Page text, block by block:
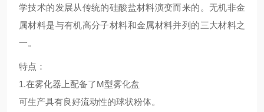
学技术的发展从传统的硅酸盐材料演变而来的。无机非金
属材料是与有机高分子材料和金属材料并列的三大材料之
一。
特点：
1.在雾化器上配备了M型雾化盘
可生产具有良好流动性的球状粉体。